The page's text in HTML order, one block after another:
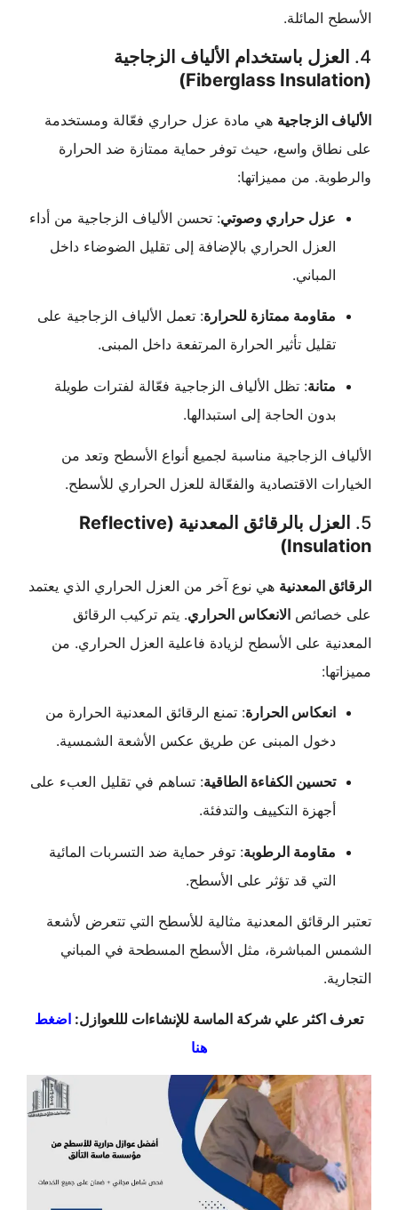
المائلة.
باستخدام الألياف الزجاجية
الزجاجيةهي مادة عزل حراري فعّالة ومستخدمة
واسع، حيث توفر حماية ممتازة ضد الحرارة
من مميزاتها:
عزل حراري وصوتي : تحسن الألياف الزجاجية من أداء
العزل الحراري بالإضافة إلى تقليل الضوضاء داخل
مقاومة ممتازة للحرارة: تعمل الألياف الزجاجية على
تقليل تأثير الحرارة المرتفعة داخل المبنى.
: تظل الألياف الزجاجية فعّالة لفترات طويلة
بدون الحاجة إلى استبدالها.
الزجاجية مناسبة لجميع أنواع الأسطح وتعد من
الاقتصادية والفعّالة للعزل الحراري للأسطح.
العزل بالرقائق المعدنية (Reflective
المعدنيةهي نوع آخر من العزل الحراري الذي يعتمد
الانعكاس الحراري. يتم تركيب الرقائق
على الأسطح لزيادة فاعلية العزل الحراري. من
انعكاس الحرارة: تمنع الرقائق المعدنية الحرارة من
دخول المبنى عن طريق عكس الأشعة الشمسية.
تحسين الكفاءة الطاقية: تساهم في تقليل العبء على
أجهزة التكييف والتدفئة.
مقاومة الرطوبة: توفر حماية ضد التسربات المائية
التي قد تؤثر على الأسطح.
المعدنية مثالية للأسطح التي تتعرض لأشعة
المباشرة، مثل الأسطح المسطحة في المباني
اكثر علي شركة الماسة للإنشاءات لللعوازل:اضغط